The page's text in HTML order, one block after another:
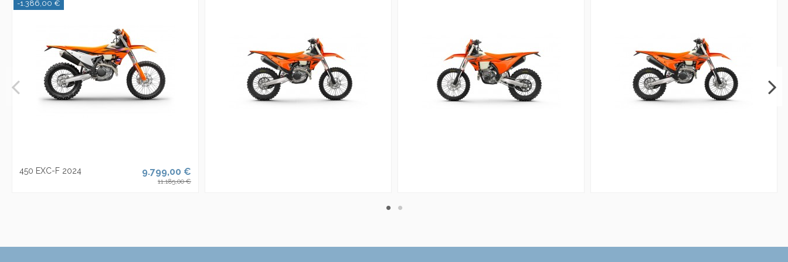
-1.386,00 €
450 EXC-F 2024 9.799,00 €
11.185,00 €